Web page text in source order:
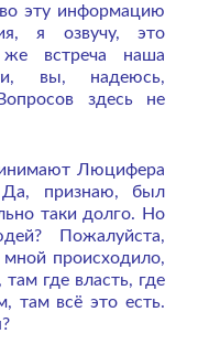
эту информацию
я озвучу, это
встреча наша
вы, надеюсь,
здесь не
Люцифера
Да, признаю, был
таки долго. Но
Пожалуйста,
мной происходило,
где власть, где
там всё это есть.